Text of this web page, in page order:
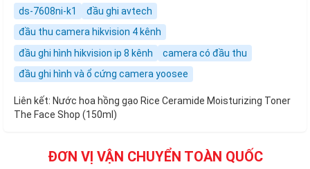
ds-7608ni-k1
đầu ghi avtech
đầu thu camera hikvision 4 kênh
đầu ghi hình hikvision ip 8 kênh
camera có đầu thu
đầu ghi hình và ổ cứng camera yoosee
Liên kết: Nước hoa hồng gạo Rice Ceramide Moisturizing Toner
The Face Shop (150ml)
ĐƠN VỊ VẬN CHUYỂN TOÀN QUỐC